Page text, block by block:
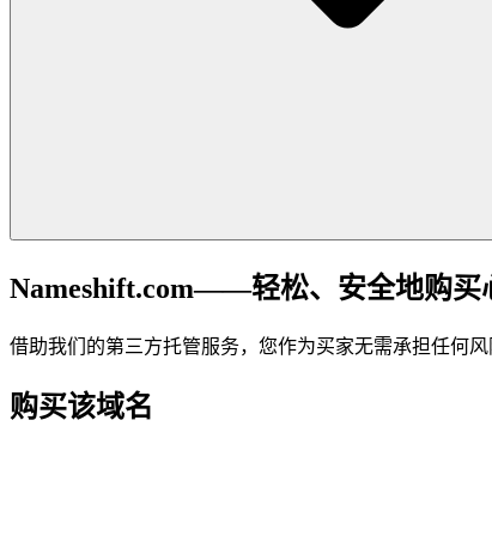
Nameshift.com——轻松、安全地购买
借助我们的第三方托管服务，您作为买家无需承担任何
购买该域名